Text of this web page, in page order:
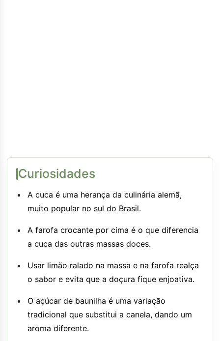
Curiosidades
A cuca é uma herança da culinária alemã,
muito popular no sul do Brasil.
A farofa crocante por cima é o que diferencia
a cuca das outras massas doces.
Usar limão ralado na massa e na farofa realça
o sabor e evita que a doçura fique enjoativa.
O açúcar de baunilha é uma variação
tradicional que substitui a canela, dando um
aroma diferente.